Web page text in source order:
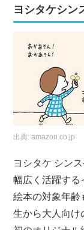
ヨシタケシン
出典:amazon.co.jp
ヨシタケ シン
幅広く活躍する
絵本の対象年齢
生から大人向け